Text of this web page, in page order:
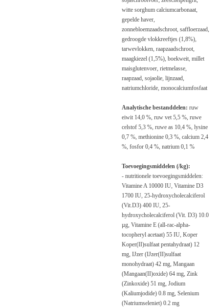
witte sorghum calciumcarbonaat,
gepelde haver,
zonnebloemzaadschroot, saffloerzaad,
gedroogde vlokkreeftjes (1,8%),
tarwevlokken, raapzaadschroot,
maagkiezel (1,5%), boekweit, millet
maisglutenvoer, rietmelasse,
raapzaad, sojaolie, lijnzaad,
natriumchloride, monocalciumfosfaat
Analytische bestanddelen: ruw
eiwit 14,0 %, ruw vet 5,5 %, ruwe
celstof 5,3 %, ruwe as 10,4 %, lysine
0,7 %, methionine 0,3 %, calcium 2,4
%, fosfor 0,4 %, natrium 0,1 %
Toevoegingsmiddelen (/kg):
- nutritionele toevoegingsmiddelen:
Vitamine A 10000 IU, Vitamine D3
1700 IU, 25-hydroxycholecalciferol
(Vit.D3) 400 IU, 25-
hydroxycholecalciferol (Vit. D3) 10.0
µg, Vitamine E (all-rac-alpha-
tocopheryl acetaat) 55 IU, Koper
Koper(II)sulfaat pentahydraat) 12
mg, IJzer (IJzer(II)sulfaat
monohydraat) 42 mg, Mangaan
(Mangaan(II)oxide) 64 mg, Zink
(Zinkoxide) 51 mg, Jodium
(Kaliumjodide) 0.8 mg, Selenium
(Natriumseleniet) 0.2 mg